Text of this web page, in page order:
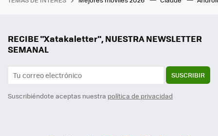
RECIBE "Xatakaletter", NUESTRA NEWSLETTER
SEMANAL
SUSCRIBIR
Suscribiéndote aceptas nuestra política de privacidad